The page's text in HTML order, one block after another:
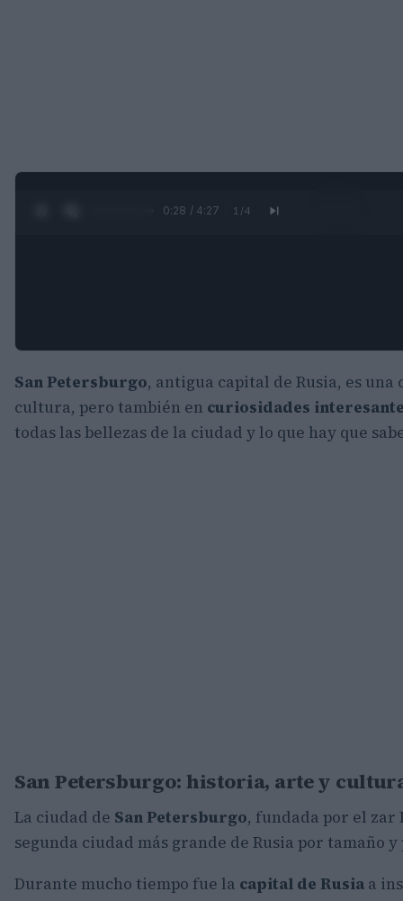
0:29 / 4:27 1 /4
San Petersburgo, antigua capital de Rusia, es
cultura, pero también en curiosidades
todas las bellezas de la ciudad y lo que hay que
San Petersburgo: historia, arte y
La ciudad de San Petersburgo, fundada por el zar
segunda ciudad más grande de Rusia por tamaño
Durante mucho tiempo fue la capital de Rusia a